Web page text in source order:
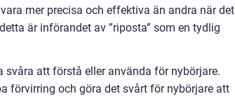
mer precisa och effektiva än andra när det
är införandet av ”riposta” som en tydlig
svåra att förstå eller använda för nybörjare.
förvirring och göra det svårt för nybörjare att